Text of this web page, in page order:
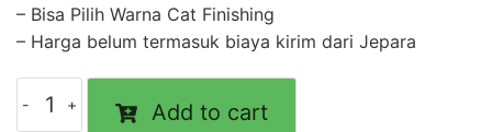
– Bisa Pilih Warna Cat Finishing
– Harga belum termasuk biaya kirim dari Jepara
Add to cart